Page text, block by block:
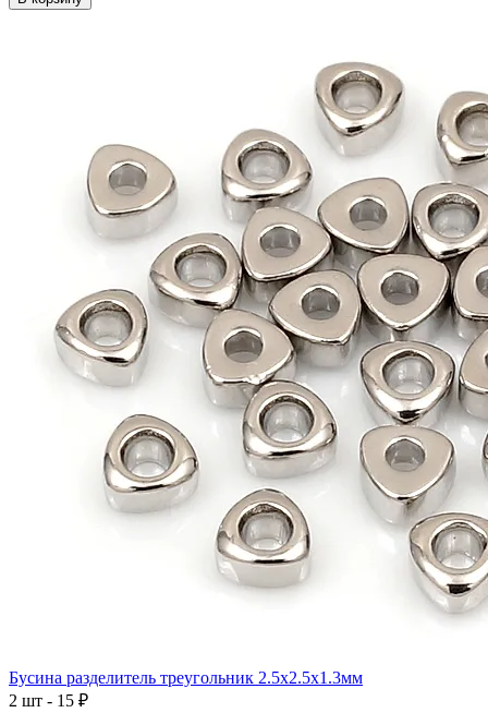
Бусина разделитель треугольник 2.5x2.5x1.3мм
2 шт - 15 ₽